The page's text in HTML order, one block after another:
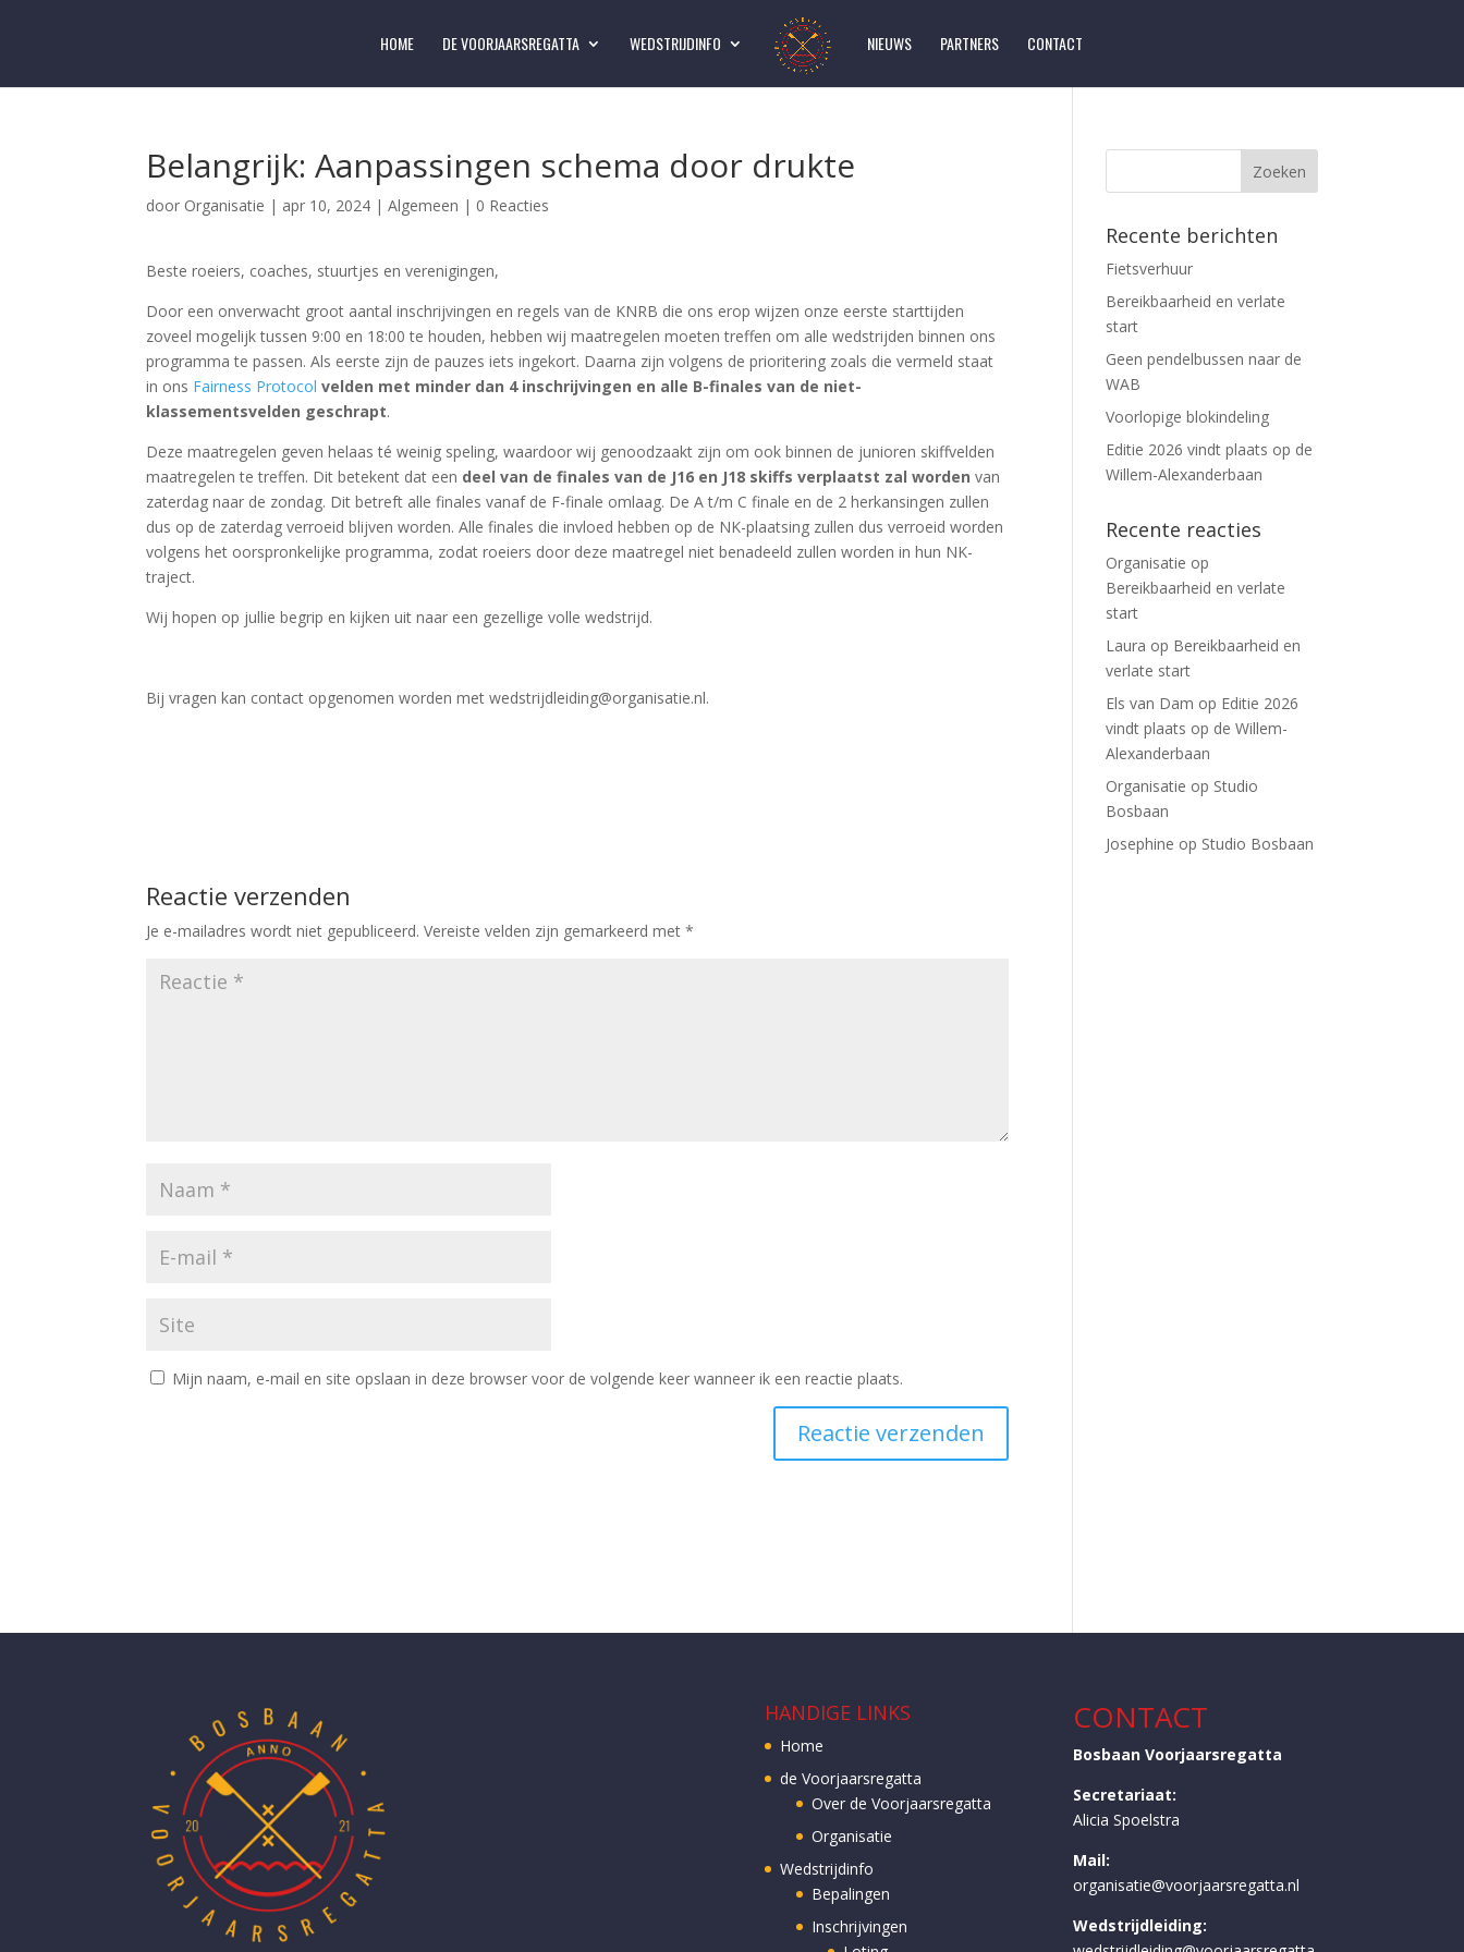
HOME DE VOORJAARSREGATTA WEDSTRIJDINFO NIEUWS PARTNERS CONTACT
Belangrijk: Aanpassingen schema door drukte
door Organisatie | apr 10, 2024 |Algemeen | 0 Reacties
Beste roeiers, coaches, stuurtjes en verenigingen,
Door een onverwacht groot aantal inschrijvingen en regels van de KNRB die ons erop wijzen onze eerste starttijden
zoveel mogelijk tussen 9:00 en 18:00 te houden, hebben wij maatregelen moeten treffen om alle wedstrijden binnen ons
programma te passen. Als eerste zijn de pauzes iets ingekort. Daarna zijn volgens de prioritering zoals die vermeld staat
in ons Fairness Protocol velden met minder dan 4 inschrijvingen en alle B-finales van de niet-
klassementsvelden geschrapt.
Deze maatregelen geven helaas té weinig speling, waardoor wij genoodzaakt zijn om ook binnen de junioren skiffvelden
maatregelen te treffen. Dit betekent dat een deel van de finales van de J16 en J18 skiffs verplaatst zal worden van
zaterdag naar de zondag. Dit betreft alle finales vanaf de F-finale omlaag. De A t/m C finale en de 2 herkansingen zullen
dus op de zaterdag verroeid blijven worden. Alle finales die invloed hebben op de NK-plaatsing zullen dus verroeid worden
volgens het oorspronkelijke programma, zodat roeiers door deze maatregel niet benadeeld zullen worden in hun NK-
traject.
Wij hopen op jullie begrip en kijken uit naar een gezellige volle wedstrijd.
Bij vragen kan contact opgenomen worden met wedstrijdleiding@organisatie.nl.
Reactie verzenden
Je e-mailadres wordt niet gepubliceerd. Vereiste velden zijn gemarkeerd met*
Mijn naam, e-mail en site opslaan in deze browser voor de volgende keer wanneer ik een reactie plaats.
Recente berichten
Fietsverhuur
Bereikbaarheid en verlate
start
Geen pendelbussen naar de
WAB
Voorlopige blokindeling
Editie 2026 vindt plaats op de
Willem-Alexanderbaan
Recente reacties
Organisatie op
Bereikbaarheid en verlate
start
Laura op Bereikbaarheid en
verlate start
Els van Dam op Editie 2026
vindt plaats op de Willem-
Alexanderbaan
Organisatie op Studio
Bosbaan
Josephine op Studio Bosbaan
HANDIGE LINKS
Home
de Voorjaarsregatta
Over de Voorjaarsregatta
Organisatie
Wedstrijdinfo
Bepalingen
Inschrijvingen
CONTACT
Bosbaan Voorjaarsregatta
Secretariaat:
Alicia Spoelstra
Mail:
organisatie@voorjaarsregatta.nl
Wedstrijdleiding: